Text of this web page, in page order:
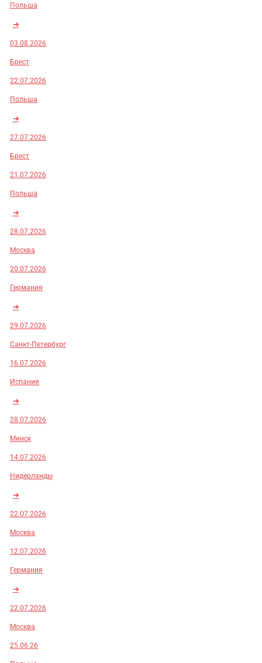
Польша
➜
03.08.2026
Брест
22.07.2026
Польша
➜
27.07.2026
Брест
21.07.2026
Польша
➜
28.07.2026
Москва
20.07.2026
Германия
➜
29.07.2026
Санкт-Петербург
16.07.2026
Испания
➜
28.07.2026
Минск
14.07.2026
Нидерланды
➜
22.07.2026
Москва
12.07.2026
Германия
➜
22.07.2026
Москва
25.06.26